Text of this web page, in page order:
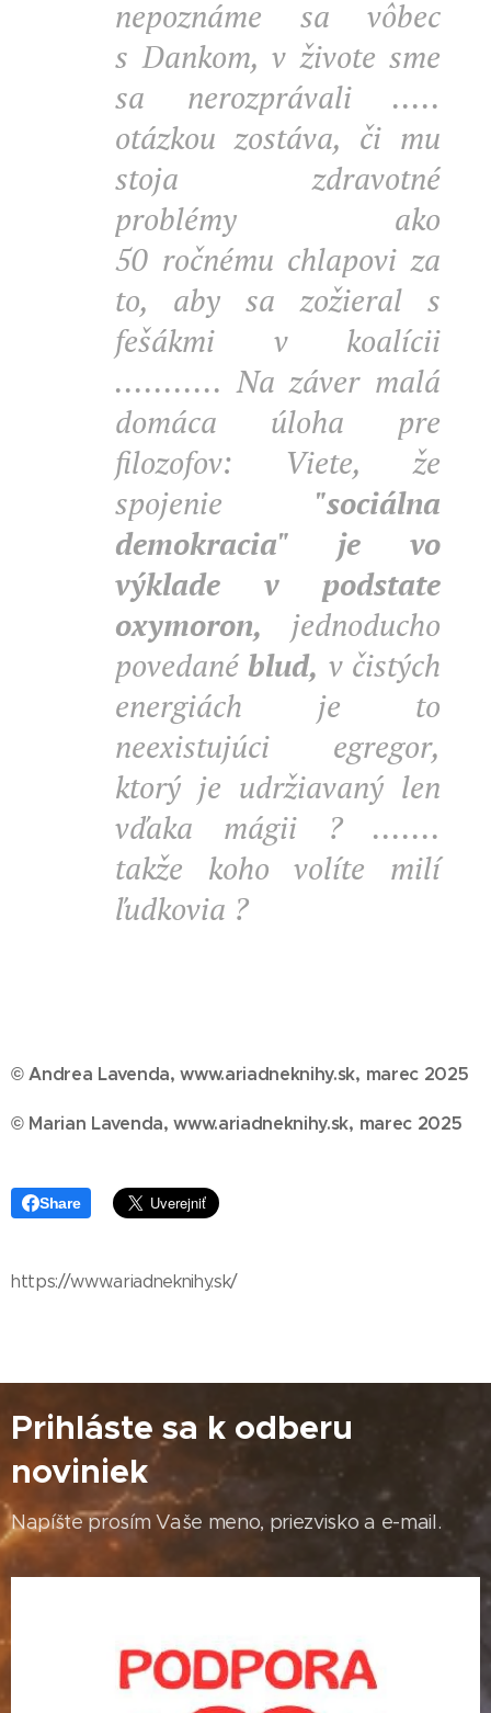
nepoznáme sa vôbec
s Dankom, v živote sme
sa nerozprávali .....
otázkou zostáva, či mu
stoja zdravotné
problémy ako
50 ročnému chlapovi za
to, aby sa zožieral s
fešákmi v koalícii
........... Na záver malá
domáca úloha pre
filozofov: Viete, že
spojenie "sociálna
demokracia" je vo
výklade v podstate
oxymoron, jednoducho
povedané blud, v čistých
energiách je to
neexistujúci egregor,
ktorý je udržiavaný len
vďaka mágii ? .......
takže koho volíte milí
ľudkovia ?
© Andrea Lavenda, www.ariadneknihy.sk, marec 2025
© Marian Lavenda, www.ariadneknihy.sk, marec 2025
Share
https://www.ariadneknihy.sk/
Prihláste sa k odberu
noviniek
Napíšte prosím Vaše meno, priezvisko a e-mail.